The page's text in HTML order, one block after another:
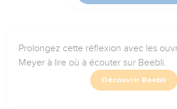
Prolongez cette réflexion avec les
Meyer à lire où à écouter sur Beebli.
Découvrir Beebli